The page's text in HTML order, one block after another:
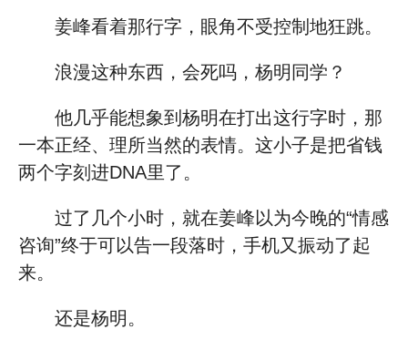
姜峰看着那行字，眼角不受控制地狂跳。
浪漫这种东西，会死吗，杨明同学？
他几乎能想象到杨明在打出这行字时，那
一本正经、理所当然的表情。这小子是把省钱
两个字刻进DNA里了。
过了几个小时，就在姜峰以为今晚的“情感
咨询”终于可以告一段落时，手机又振动了起
来。
还是杨明。